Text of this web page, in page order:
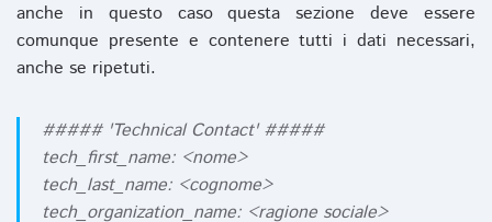
anche in questo caso questa sezione deve essere
comunque presente e contenere tutti i dati necessari,
anche se ripetuti.
##### 'Technical Contact' #####
tech_first_name: <nome>
tech_last_name: <cognome>
tech_organization_name: <ragione sociale>